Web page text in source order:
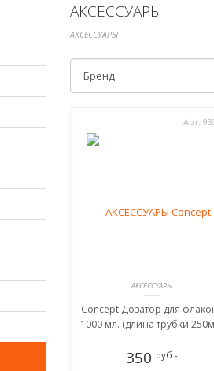
АКСЕССУАРЫ
АКСЕССУАРЫ
Арт.
АКСЕССУАРЫ
Concept Дозатор для
1000 мл. (длина трубки
350 руб.-